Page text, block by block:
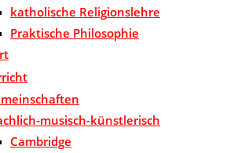
katholische Religionslehre
Praktische Philosophie
musisch-künstlerisch
Cambridge